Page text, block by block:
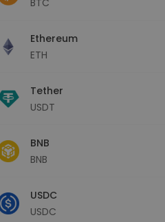
Ethereum
ETH
Tether
USDT
BNB
BNB
USDC
USDC